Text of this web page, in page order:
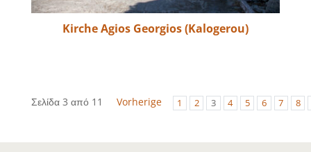
Kirche Agios Georgios (Kalogerou)
Σελίδα 3 από 11 Vorherige 1 2 3 4 5 6 7 8